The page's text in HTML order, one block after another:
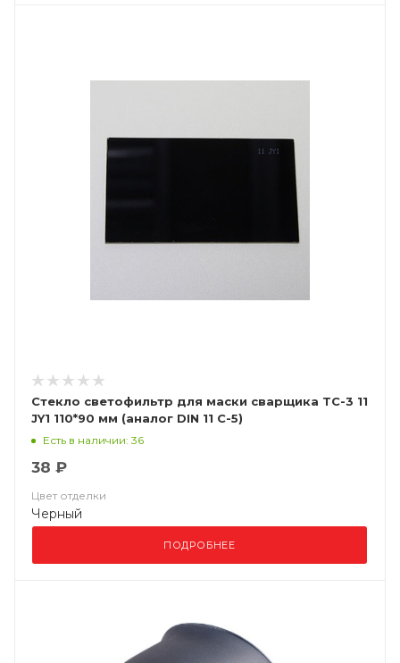
Стекло светофильтр для маски сварщика ТС-3 11
JY1 110*90 мм (аналог DIN 11 С-5)
Есть в наличии: 36
38 ₽
Цвет отделки
Черный
ПОДРОБНЕЕ